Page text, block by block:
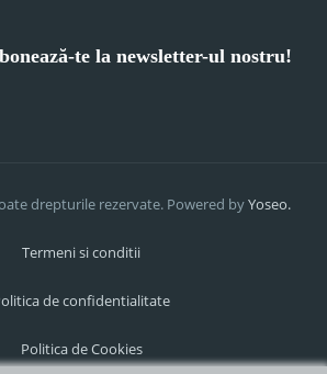
te la newsletter-ul nostru!
drepturile rezervate. Powered byYoseo.
Termeni si conditii
de confidentialitate
Politica de Cookies